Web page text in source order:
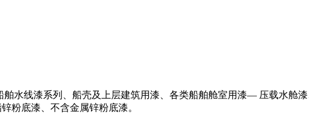
水线漆系列、船壳及上层建筑用漆、各类船舶舱室用漆— 压载水舱
粉底漆、不含金属锌粉底漆。